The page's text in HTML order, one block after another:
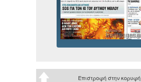
Επιστροφή στην κορυφή